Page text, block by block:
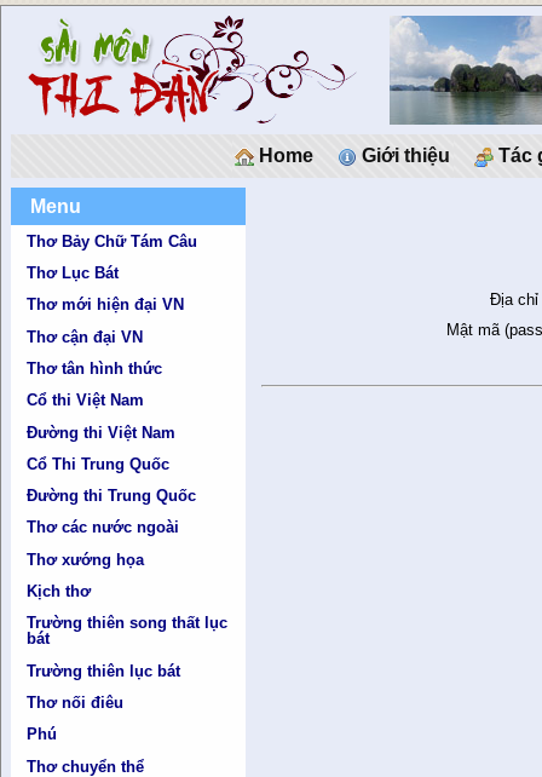
Home Giới thiệu Tác
Menu
Thơ Bảy Chữ Tám Câu
Thơ Lục Bát
Thơ mới hiện đại VN
Thơ cận đại VN
Thơ tân hình thức
Cổ thi Việt Nam
Đường thi Việt Nam
Cổ Thi Trung Quốc
Đường thi Trung Quốc
Thơ các nước ngoài
Thơ xướng họa
Kịch thơ
Trường thiên song thất lục
bát
Trường thiên lục bát
Thơ nối điêu
Phú
Thơ chuyển thể
Địa chỉ
Mật mã